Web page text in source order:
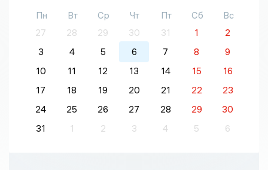
Пн Вт Ср Чт Пт Сб
Вс
27
28 29 30 31 1
2
3
4 5 6 7 8
9
10
11 12 13 14 15
16
17
18 19 20 21 22
23
24
25 26 27 28 29
30
31
1 2 3 4 5 6